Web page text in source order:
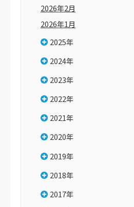
2026年2月
2026年1月
2025年
2024年
2023年
2022年
2021年
2020年
2019年
2018年
2017年